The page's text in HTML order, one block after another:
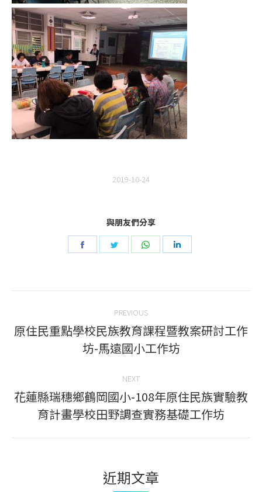
2019-10-24
與朋友們分享
Share
Share
Share
navigation
PREVIOUS
Previous
post:
原住民重點學校民族教育課程暨教案研討工作
坊-馬遠國小工作坊
NEXT
Next
post:
花蓮縣瑞穗鄉鶴岡國小-108年原住民族實驗教
育計畫學校田野調查實務基礎工作坊
近期文章